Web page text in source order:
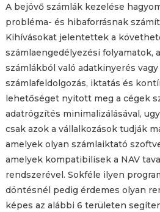
A bejövő számlák kezelése
probléma- és hibaforrásnak
Kihívásokat jelentettek a
számlaengedélyezési folyamatok,
számlákból való adatkinyerés vagy
számlafeldolgozás, iktatás és
lehetőséget nyitott meg a cégek
adatrögzítés minimalizálásával,
csak azok a vállalkozások tudják
amelyek olyan számlaiktató
amelyek kompatibilisek a NAV
rendszerével. Sokféle ilyen
döntésnél pedig érdemes olyan
képes az alábbi 6 területen